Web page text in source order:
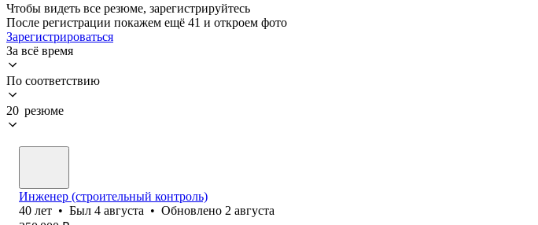
Чтобы видеть все резюме, зарегистрируйтесь
После регистрации покажем ещё 41 и откроем фото
Зарегистрироваться
За всё время
По соответствию
20 резюме
Инженер (строительный контроль)
40 лет • Был 4 августа • Обновлено 2 августа